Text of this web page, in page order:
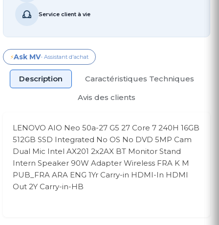
Service client à vie
⚡Ask MV- Assistant d'achat
Description
Caractéristiques Techniques
Avis des clients
LENOVO AIO Neo 50a-27 G5 27 Core 7 240H 16GB
512GB SSD Integrated No OS No DVD 5MP Cam
Dual Mic Intel AX201 2x2AX BT Monitor Stand
Intern Speaker 90W Adapter Wireless FRA K M
PUB_FRA ARA ENG 1Yr Carry-in HDMI-In HDMI
Out 2Y Carry-in-HB